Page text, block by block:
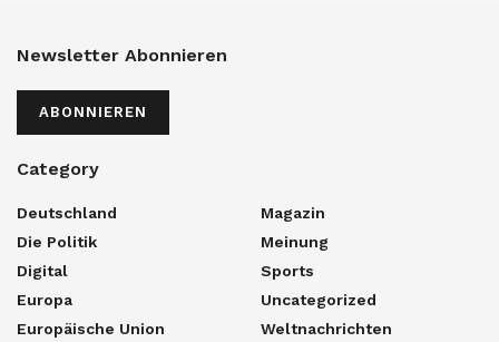
Newsletter Abonnieren
ABONNIEREN
Category
Deutschland
Die Politik
Digital
Europa
Europäische Union
Magazin
Meinung
Sports
Uncategorized
Weltnachrichten